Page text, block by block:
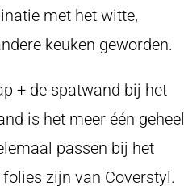
met het witte,
keuken geworden.
+ de spatwand bij het
is het meer één geheel
passen bij het
zijn van Coverstyl.